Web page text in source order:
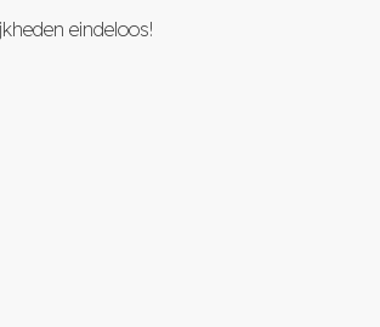
eindeloos!